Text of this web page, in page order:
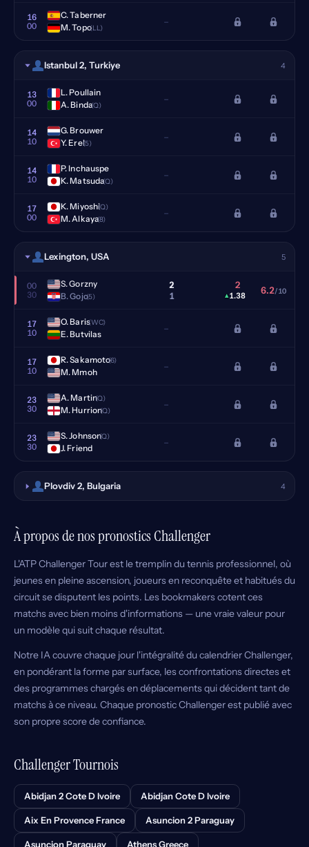
16
00
C. Taberner
M. Topo(LL) –
Istanbul 2, Turkiye 4
13
00
L. Poullain
A. Binda(Q) –
14
10
G. Brouwer
Y. Erel(5) –
14
10
P. Inchauspe
K. Matsuda(Q) –
17
00
K. Miyoshi(Q)
M. Alkaya(8) –
Lexington, USA 5
00
30
S. Gorzny
B. Gojo(5)
2
1
2
▴1.38 6.2/10
17
10
O. Baris(WC)
E. Butvilas –
17
10
R. Sakamoto(6)
M. Mmoh –
23
30
A. Martin(Q)
M. Hurrion(Q) –
23
30
S. Johnson(Q)
J. Friend –
Plovdiv 2, Bulgaria 4
À propos de nos pronostics Challenger
L'ATP Challenger Tour est le tremplin du tennis professionnel, où
jeunes en pleine ascension, joueurs en reconquête et habitués du
circuit se disputent les points. Les bookmakers cotent ces
matchs avec bien moins d'informations — une vraie valeur pour
un modèle qui suit chaque résultat.
Notre IA couvre chaque jour l'intégralité du calendrier Challenger,
en pondérant la forme par surface, les confrontations directes et
des programmes chargés en déplacements qui décident tant de
matchs à ce niveau. Chaque pronostic Challenger est publié avec
son propre score de confiance.
Challenger Tournois
Abidjan 2 Cote D Ivoire Abidjan Cote D Ivoire
Aix En Provence France Asuncion 2 Paraguay
Asuncion Paraguay Athens Greece